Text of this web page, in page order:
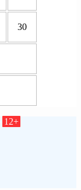
30
12+